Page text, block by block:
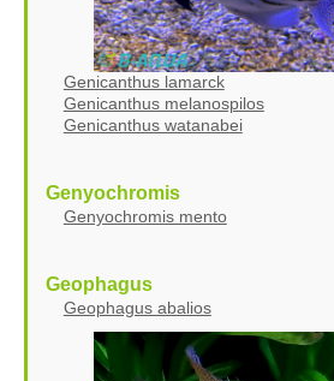
Genicanthus lamarck
Genicanthus melanospilos
Genicanthus watanabei
Genyochromis
Genyochromis mento
Geophagus
Geophagus abalios